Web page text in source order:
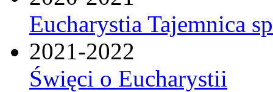
Eucharystia Tajemnica
2021-2022
Święci o Eucharystii